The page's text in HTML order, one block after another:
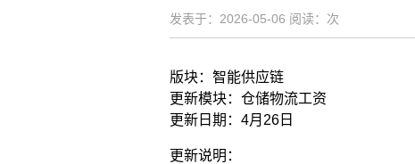
发表于：2026-05-06 阅读： 次
版块：智能供应链
更新模块：仓储物流工资
更新日期：4月26日
更新说明：